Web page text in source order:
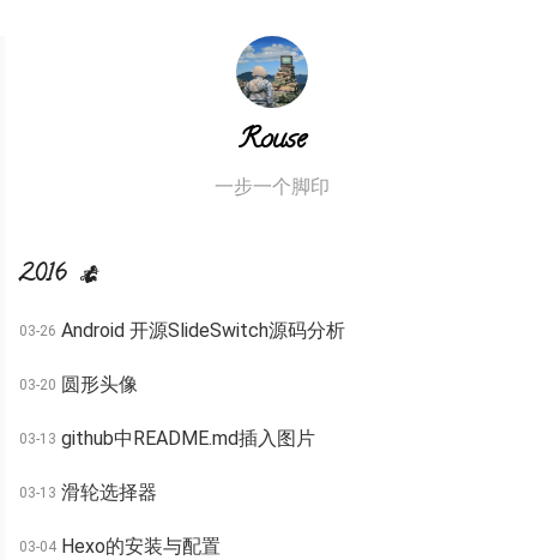
Rouse
一步一个脚印
2016
03-26 Android 开源SlideSwitch源码分析
03-20 圆形头像
03-13 github中README.md插入图片
03-13 滑轮选择器
03-04 Hexo的安装与配置